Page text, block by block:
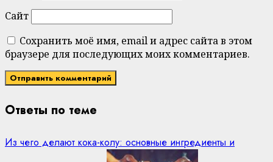
Сайт
Сохранить моё имя, email и адрес сайта в этом
браузере для последующих моих комментариев.
Ответы по теме
Из чего делают кока-колу: основные ингредиенты и